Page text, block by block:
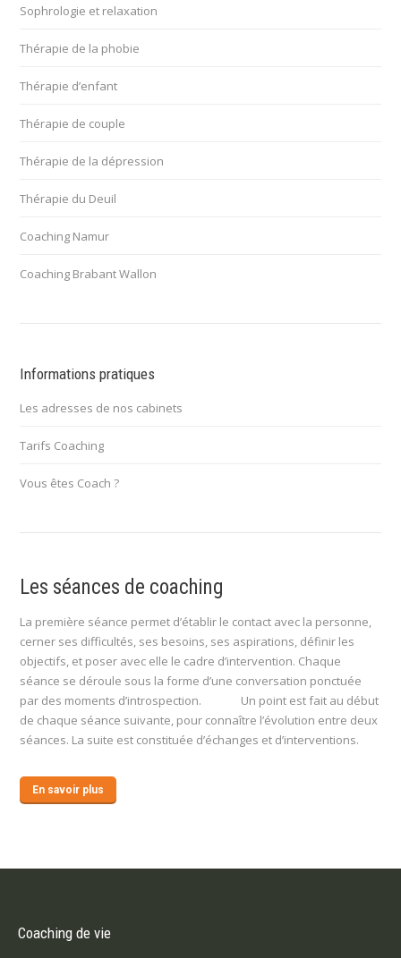
Sophrologie et relaxation
Thérapie de la phobie
Thérapie d’enfant
Thérapie de couple
Thérapie de la dépression
Thérapie du Deuil
Coaching Namur
Coaching Brabant Wallon
Informations pratiques
Les adresses de nos cabinets
Tarifs Coaching
Vous êtes Coach ?
Les séances de coaching
La première séance permet d’établir le contact avec la personne,
cerner ses difficultés, ses besoins, ses aspirations, définir les
objectifs, et poser avec elle le cadre d’intervention. Chaque
séance se déroule sous la forme d’une conversation ponctuée
par des moments d’introspection.
Un point est fait au début
de chaque séance suivante, pour connaître l’évolution entre deux
séances. La suite est constituée d’échanges et d’interventions.
En savoir plus
Coaching de vie